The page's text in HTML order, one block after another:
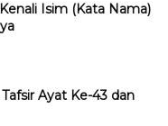
Isim (Kata Nama)
Ayat Ke-43 dan